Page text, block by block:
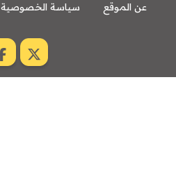
عن الموقع سياسة الخصوصية